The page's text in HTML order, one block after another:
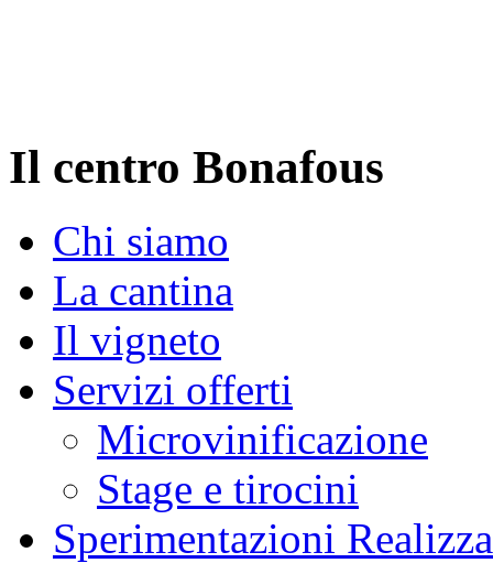
Il centro Bonafous
Chi siamo
La cantina
Il vigneto
Servizi offerti
Microvinificazione
Stage e tirocini
Sperimentazioni